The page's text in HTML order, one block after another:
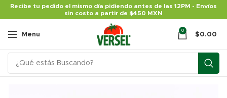
Recibe tu pedido el mismo día pidiendo antes de las 12PM - Envíos
sin costo a partir de $450 MXN
Menu
0
$0.00